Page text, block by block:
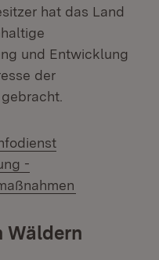
hat das Land
und Entwicklung
der
-
Wäldern